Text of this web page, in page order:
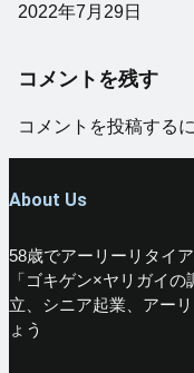
2022年7月29日
コメントを残す
コメントを投稿する
About Us
58歳でアーリーリタイ
「ゴキゲン×ヤリガイ
立、シニア起業、アー
ょう